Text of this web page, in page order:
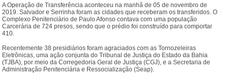
A Operação de Transferência aconteceu na manhã de 05 de novembro de
2019. Salvador e Serrinha foram as cidades que receberam os transferidos. O
Complexo Penitenciário de Paulo Afonso contava com uma população
Carcerária de 724 presos, sendo que o prédio foi construído para comportar
410.
Recentemente 38 presidiários foram agraciados com as Tornozeleiras
Eletrônicas, uma ação conjunta do Tribunal de Justiça do Estado da Bahia
(TJBA), por meio da Corregedoria Geral de Justiça (CGJ), e a Secretaria de
Administração Penitenciária e Ressocialização (Seap).